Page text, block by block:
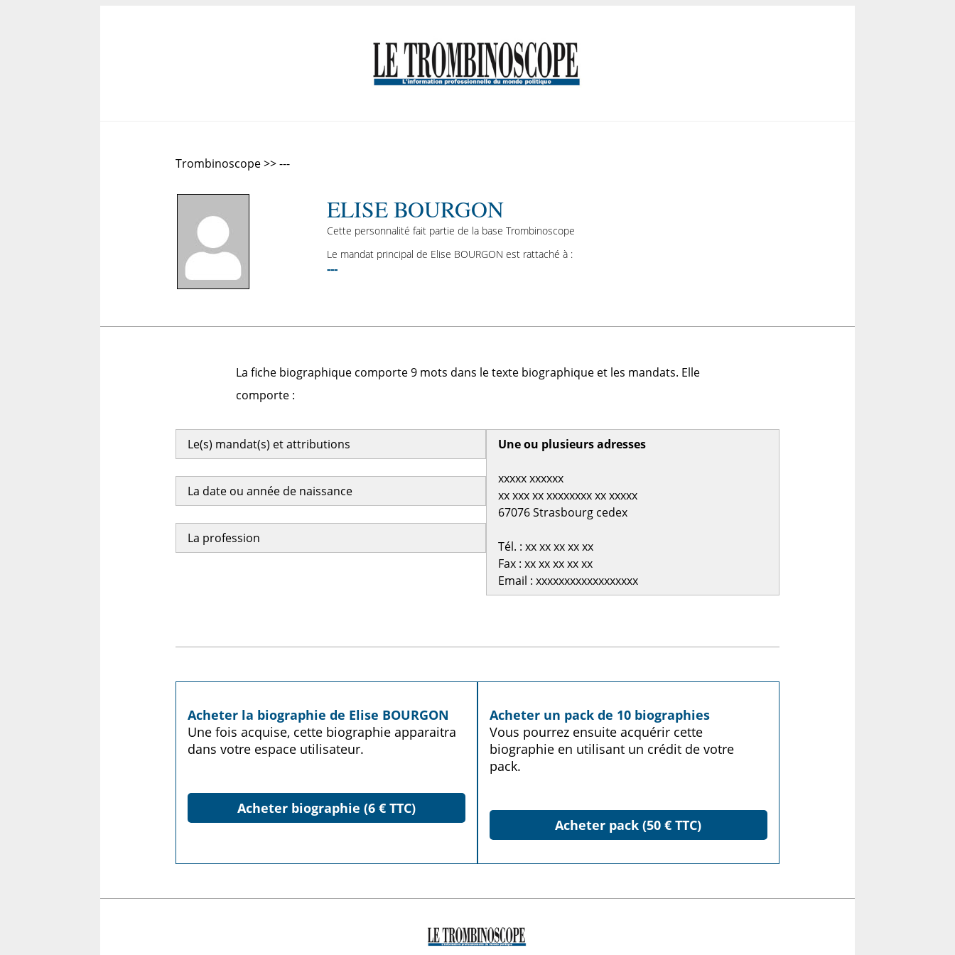
Trombinoscope >> ---
ELISE BOURGON
Cette personnalité fait partie de la base Trombinoscope
Le mandat principal de Elise BOURGON est rattaché à :
---
La fiche biographique comporte 9 mots dans le texte biographique et les mandats. Elle
comporte :
Le(s) mandat(s) et attributions
La date ou année de naissance
La profession
Une ou plusieurs adresses
xxxxx xxxxxx
xx xxx xx xxxxxxxx xx xxxxx
67076 Strasbourg cedex
Tél. : xx xx xx xx xx
Fax : xx xx xx xx xx
Email : xxxxxxxxxxxxxxxxxx
Acheter la biographie de Elise BOURGON
Une fois acquise, cette biographie apparaitra
dans votre espace utilisateur.
Acheter biographie (6 € TTC)
Acheter un pack de 10 biographies
Vous pourrez ensuite acquérir cette
biographie en utilisant un crédit de votre
pack.
Acheter pack (50 € TTC)